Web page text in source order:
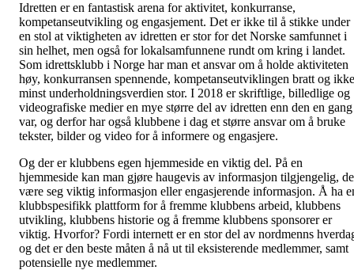
Idretten er en fantastisk arena for aktivitet, konkurranse,
kompetanseutvikling og engasjement. Det er ikke til å stikke under
en stol at viktigheten av idretten er stor for det Norske samfunnet i
sin helhet, men også for lokalsamfunnene rundt om kring i landet.
Som idrettsklubb i Norge har man et ansvar om å holde aktiviteten
høy, konkurransen spennende, kompetanseutviklingen bratt og ikke
minst underholdningsverdien stor. I 2018 er skriftlige, billedlige og
videografiske medier en mye større del av idretten enn den en gang
var, og derfor har også klubbene i dag et større ansvar om å bruke
tekster, bilder og video for å informere og engasjere.
Og der er klubbens egen hjemmeside en viktig del. På en
hjemmeside kan man gjøre haugevis av informasjon tilgjengelig,
være seg viktig informasjon eller engasjerende informasjon. Å ha
klubbspesifikk plattform for å fremme klubbens arbeid, klubbens
utvikling, klubbens historie og å fremme klubbens sponsorer er
viktig. Hvorfor? Fordi internett er en stor del av nordmenns
og det er den beste måten å nå ut til eksisterende medlemmer, samt
potensielle nye medlemmer.